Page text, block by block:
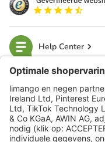
Help Center
limango
Veilig winkelen